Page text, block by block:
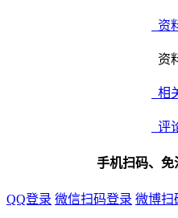
资
资
相
评
手机扫码、免
QQ登录 微信扫码登录 微博扫